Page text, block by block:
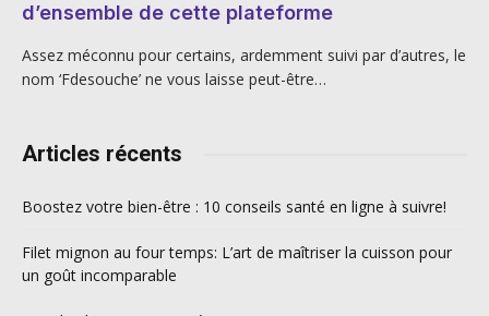
d’ensemble de cette plateforme
Assez méconnu pour certains, ardemment suivi par d’autres, le
nom ‘Fdesouche’ ne vous laisse peut-être…
Articles récents
Boostez votre bien-être : 10 conseils santé en ligne à suivre!
Filet mignon au four temps: L’art de maîtriser la cuisson pour
un goût incomparable